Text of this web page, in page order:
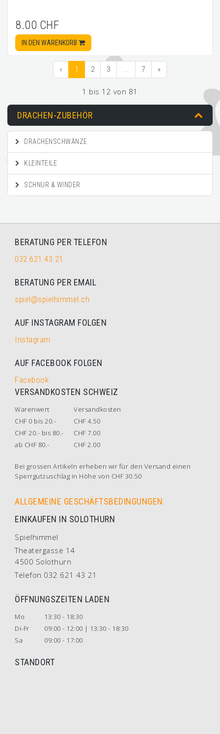
8.00 CHF
IN DEN WARENKORB
« 1 2 3 ... 7 »
1 bis 12 von 81
DRACHEN-ZUBEHÖR
DRACHENSCHWÄNZE
KLEINTEILE
SCHNUR & WINDER
BERATUNG PER TELEFON
032 621 43 21
BERATUNG PER EMAIL
spiel@spielhimmel.ch
AUF INSTAGRAM FOLGEN
Instagram
AUF FACEBOOK FOLGEN
Facebook
VERSANDKOSTEN SCHWEIZ
Warenwert
Versandkosten
CHF 0 bis 20.-
CHF 4.50
CHF 20.- bis 80.-
CHF 7.00
ab CHF 80.-
CHF 2.00
Bei grossen Artikeln erheben wir für den Versand einen
Sperrgutzuschlag in Höhe von CHF 30.50
ALLGEMEINE GESCHÄFTSBEDINGUNGEN
EINKAUFEN IN SOLOTHURN
Spielhimmel
Theatergasse 14
4500 Solothurn
Telefon 032 621 43 21
ÖFFNUNGSZEITEN LADEN
Mo
13:30 - 18:30
Di-Fr
09:00 - 12:00 | 13:30 - 18:30
Sa
09:00 - 17:00
STANDORT